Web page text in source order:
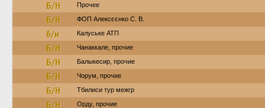
Б/Н Прочее
Б/Н ФОП Алексєєнко С. В.
б/н Калуське АТП
Б/Н Чанаккале, прочие
Б/Н Балыкесир, прочие
Б/Н Чорум, прочие
Б/Н Тбилиси тур межгр
Б/Н Орду, прочие